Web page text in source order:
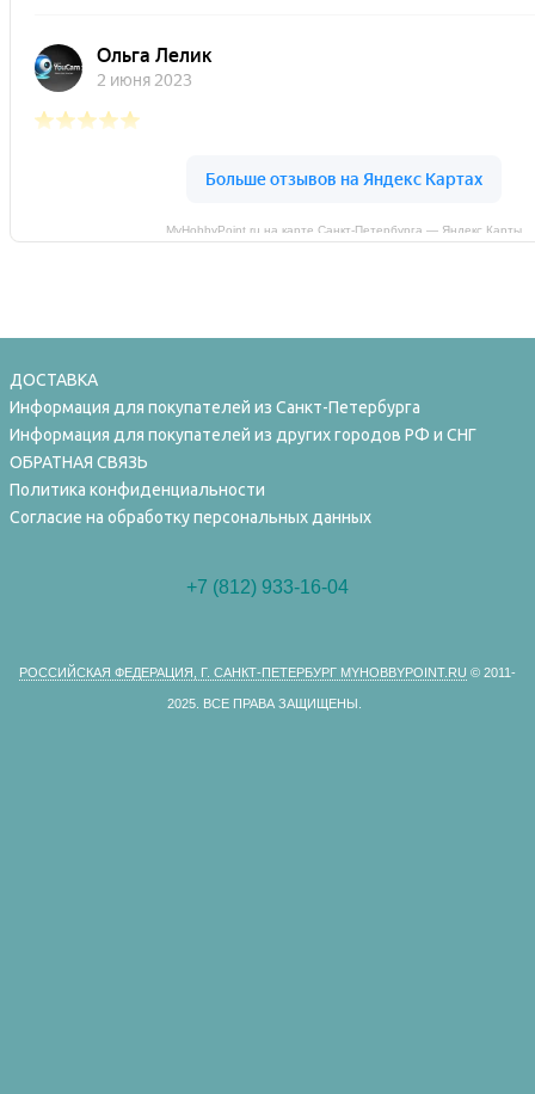
MyHobbyPoint.ru на карте Санкт‑Петербурга — Яндекс Карты
ДОСТАВКА
Информация для покупателей из Санкт-Петербурга
Информация для покупателей из других городов РФ и СНГ
ОБРАТНАЯ СВЯЗЬ
Политика конфиденциальности
Согласие на обработку персональных данных
+7 (812) 933-16-04
РОССИЙСКАЯ ФЕДЕРАЦИЯ, Г. САНКТ-ПЕТЕРБУРГ MYHOBBYPOINT.RU © 2011-
2025. ВСЕ ПРАВА ЗАЩИЩЕНЫ.